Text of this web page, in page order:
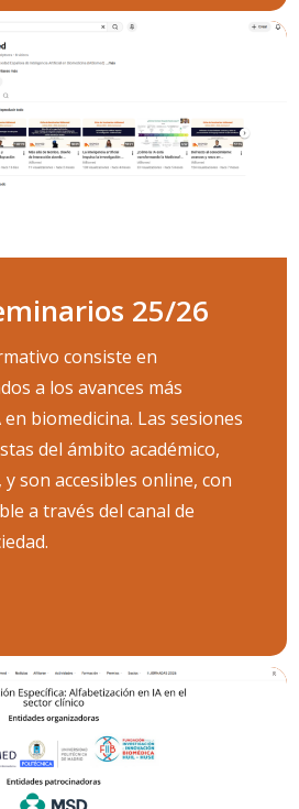
25/26
consiste en
a los avances más
biomedicina. Las sesiones
del ámbito académico,
son accesibles online, con
a través del canal de